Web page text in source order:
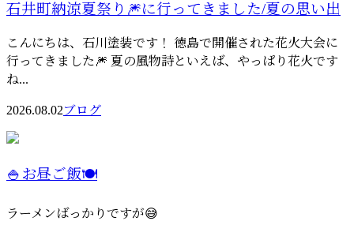
石井町納涼夏祭り🎆に行ってきました/夏の思い出
こんにちは、石川塗装です！ 徳島で開催された花火大会に
行ってきました🎆 夏の風物詩といえば、やっぱり花火です
ね...
2026.08.02ブログ
🍚お昼ご飯🍽️
ラーメンばっかりですが😅